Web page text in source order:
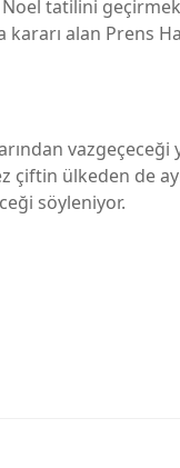
Noel tatilini
kararı alan Prens
vazgeçeceği
ülkeden de
söyleniyor.